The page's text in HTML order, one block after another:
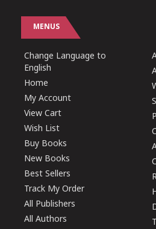
MENUS
Change Language to
English
Home
My Account
View Cart
Wish List
Buy Books
New Books
Best Sellers
Track My Order
All Publishers
All Authors